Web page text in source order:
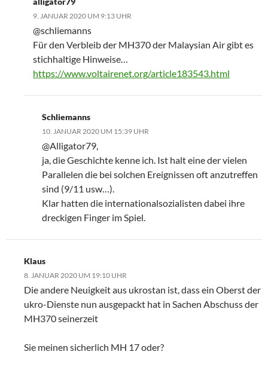
9. JANUAR 2020 UM 9:13 UHR
@schliemanns
Für den Verbleib der MH370 der Malaysian Air gibt es
stichhaltige Hinweise…
https://www.voltairenet.org/article183543.html
Schliemanns
10. JANUAR 2020 UM 15:39 UHR
@Alligator79,
ja, die Geschichte kenne ich. Ist halt eine der vielen
Parallelen die bei solchen Ereignissen oft anzutreffen
sind (9/11 usw…).
Klar hatten die internationalsozialisten dabei ihre
dreckigen Finger im Spiel.
Klaus
8. JANUAR 2020 UM 19:10 UHR
Die andere Neuigkeit aus ukrostan ist, dass ein Oberst der
ukro-Dienste nun ausgepackt hat in Sachen Abschuss der
MH370 seinerzeit
Sie meinen sicherlich MH 17 oder?